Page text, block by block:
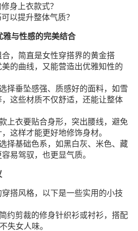
身上衣款式？
以提升整体气质？
雅与性感的完美结合
，简直是女性穿搭界的黄金搭
的曲线，又能营造出优雅知性的
择垂坠感强、质感好的面料，如雪
这些材质不仅舒适，还能让整体
上衣要贴合身形，突出腰线，避免
这样才能更好地修饰身材。
择基础色系，如黑白灰、米色、藏
易驾驭，也更显气质。
搭风格，以下是一些实用的小技
约剪裁的修身针织衫或衬衫，搭配
失女人味。